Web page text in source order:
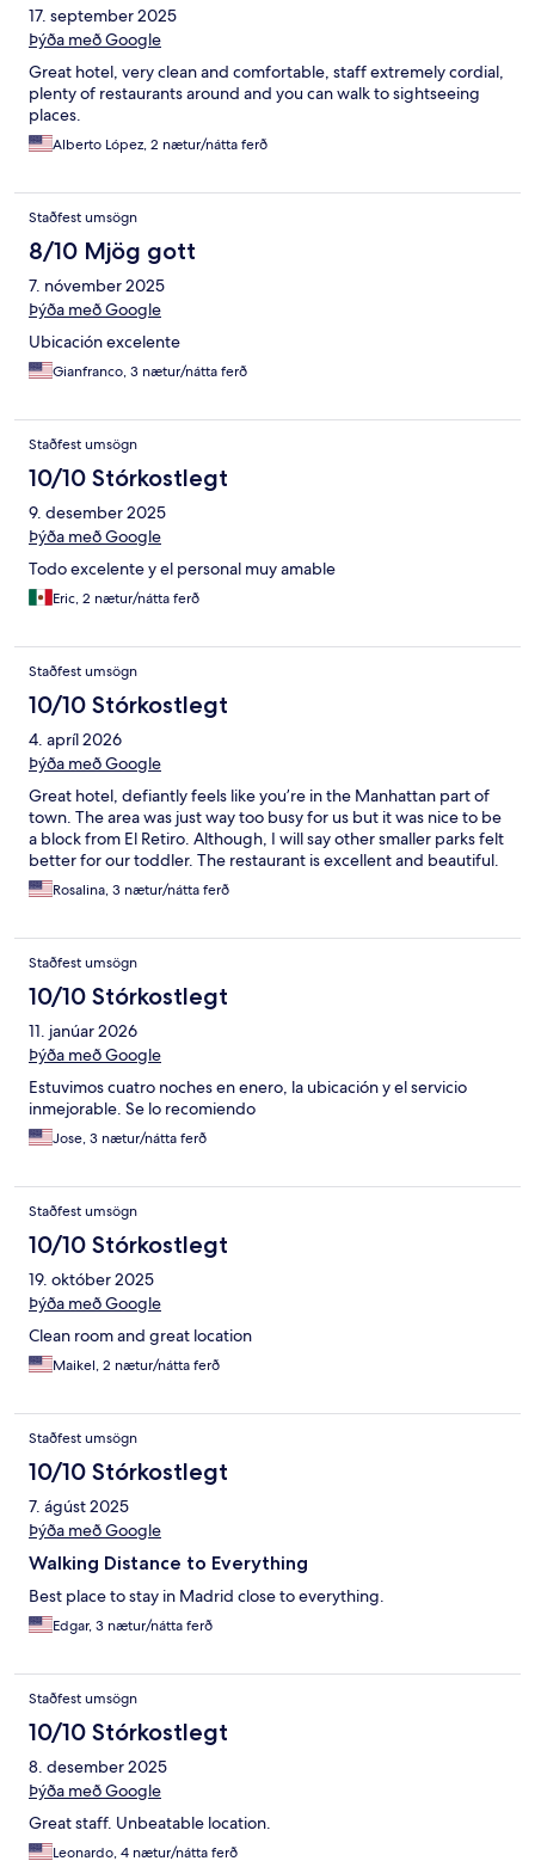
17. september 2025
Þýða með Google
Great hotel, very clean and comfortable, staff extremely cordial,
plenty of restaurants around and you can walk to sightseeing
places.
Alberto López, 2 nætur/nátta ferð
Staðfest umsögn
8/10 Mjög gott
7. nóvember 2025
Þýða með Google
Ubicación excelente
Gianfranco, 3 nætur/nátta ferð
Staðfest umsögn
10/10 Stórkostlegt
9. desember 2025
Þýða með Google
Todo excelente y el personal muy amable
Eric, 2 nætur/nátta ferð
Staðfest umsögn
10/10 Stórkostlegt
4. apríl 2026
Þýða með Google
Great hotel, defiantly feels like you’re in the Manhattan part of
town. The area was just way too busy for us but it was nice to be
a block from El Retiro. Although, I will say other smaller parks felt
better for our toddler. The restaurant is excellent and beautiful.
Rosalina, 3 nætur/nátta ferð
Staðfest umsögn
10/10 Stórkostlegt
11. janúar 2026
Þýða með Google
Estuvimos cuatro noches en enero, la ubicación y el servicio
inmejorable. Se lo recomiendo
Jose, 3 nætur/nátta ferð
Staðfest umsögn
10/10 Stórkostlegt
19. október 2025
Þýða með Google
Clean room and great location
Maikel, 2 nætur/nátta ferð
Staðfest umsögn
10/10 Stórkostlegt
7. ágúst 2025
Þýða með Google
Walking Distance to Everything
Best place to stay in Madrid close to everything.
Edgar, 3 nætur/nátta ferð
Staðfest umsögn
10/10 Stórkostlegt
8. desember 2025
Þýða með Google
Great staff. Unbeatable location.
Leonardo, 4 nætur/nátta ferð